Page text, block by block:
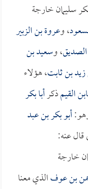
سليمان خارجة
، وعروة بن الزبير
، وسعيد بن
بن ثابت، هؤلاء
ابن القيمذكرأبا بكر
أبو بكر بن عبد
عنه:
خارجة
بن عوفالذي معنا